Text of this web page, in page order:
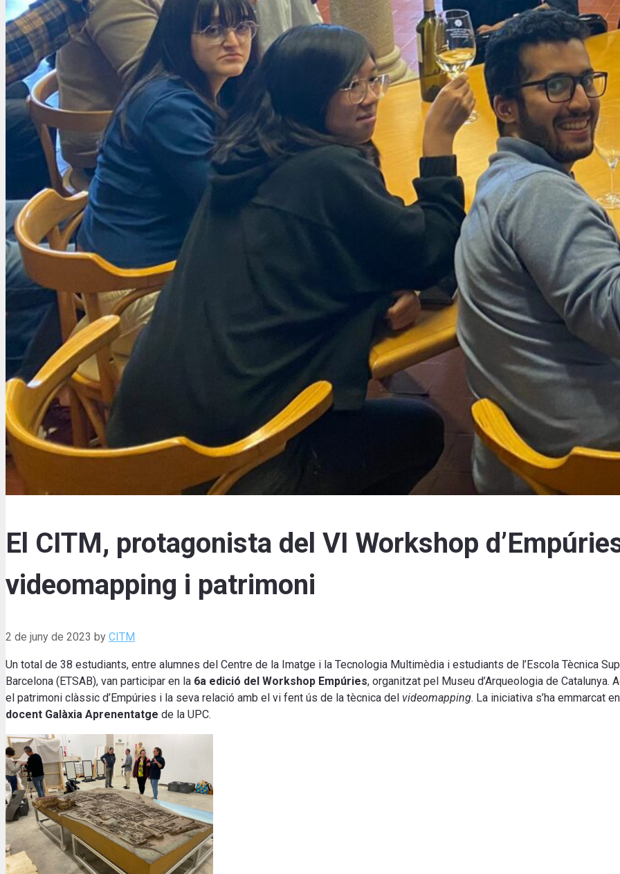
El CITM, protagonista del VI Workshop
videomapping i patrimoni
2 de juny de 2023 by CITM
Un total de 38 estudiants, entre alumnes del Centre de la Imatge i la Tecnologia Multimèdia i estudiants de l’Escola Tècnica
Barcelona (ETSAB), van participar en la 6a edició del Workshop Empúries, organitzat pel Museu d’Arqueologia de Catalunya.
el patrimoni clàssic d’Empúries i la seva relació amb el vi fent ús de la tècnica del videomapping. La iniciativa s’ha emmarcat
docent Galàxia Aprenentatge de la UPC.